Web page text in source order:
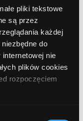
pliki tekstowe
są przez
każdej
do
internetowej nie
plików cookies
rozpoczęciem